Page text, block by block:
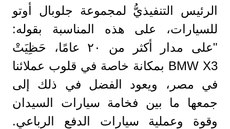
الرئيس التنفيذيُّ لمجموعة جلوبال أوتو
للسيارات، على هذه المناسبة بقوله:
"على مدار أكثر من ٢٠ عامًا، حَظِيَتْ
BMW X3 بمكانة خاصة في قلوب عملائنا
في مصر، ويعود الفضل في ذلك إلى
جمعها ما بين فخامة سيارات السيدان
وقوة وعملية سيارات الدفع الرباعي.